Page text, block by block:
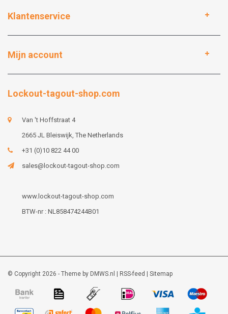
Klantenservice
Mijn account
Lockout-tagout-shop.com
Van 't Hoffstraat 4
2665 JL Bleiswijk, The Netherlands
+31 (0)10 822 44 00
sales@lockout-tagout-shop.com
www.lockout-tagout-shop.com
BTW-nr : NL858474244B01
© Copyright 2026 - Theme by DMWS.nl RSS-feed Sitemap